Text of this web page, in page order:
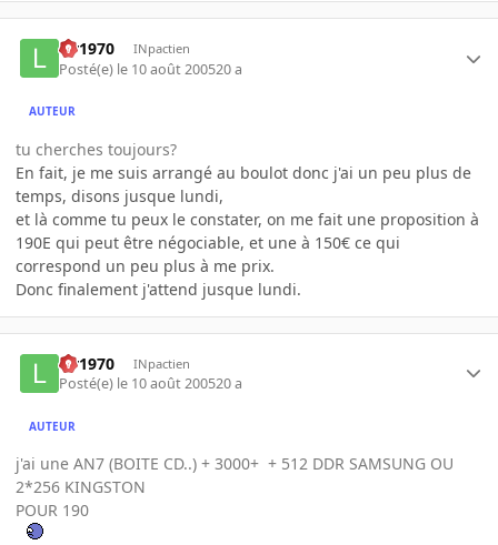
lar1970 INpactien
Posté(e) le 10 août 200520 a
AUTEUR
tu cherches toujours?
En fait, je me suis arrangé au boulot donc j'ai un peu plus de
temps, disons jusque lundi,
et là comme tu peux le constater, on me fait une proposition à
190E qui peut être négociable, et une à 150€ ce qui
correspond un peu plus à me prix.
Donc finalement j'attend jusque lundi.
lar1970 INpactien
Posté(e) le 10 août 200520 a
AUTEUR
j'ai une AN7 (BOITE CD..) + 3000+ + 512 DDR SAMSUNG OU
2*256 KINGSTON
POUR 190